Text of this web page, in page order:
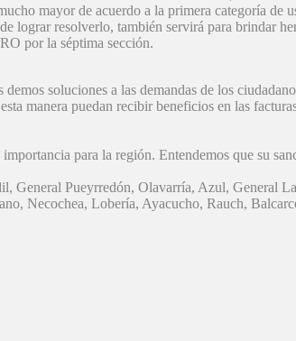
mayor de acuerdo a la primera categoría de
lograr resolverlo, también servirá para brindar
por la séptima sección.
soluciones a las demandas de los
manera puedan recibir beneficios en las
para la región. Entendemos que su
General Pueyrredón, Olavarría, Azul, General
Necochea, Lobería, Ayacucho, Rauch,